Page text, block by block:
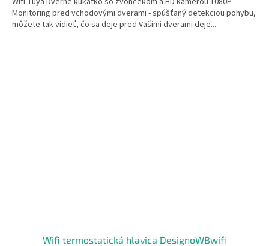
z
5
hviezdičiek.
Monitoring pred vchodovými dverami - spúšťaný detekciou pohybu,
môžete tak vidieť, čo sa deje pred Vašimi dverami deje...
Wifi termostatická hlavica DesignoWBwifi